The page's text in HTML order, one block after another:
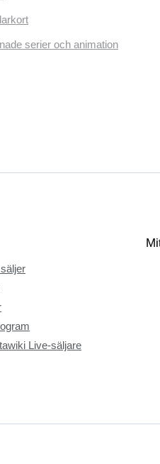
serier och animation
Live-säljare